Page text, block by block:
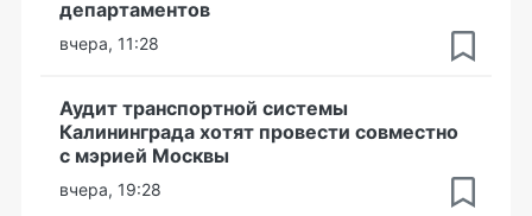
департаментов
вчера, 11:28
Аудит транспортной системы
Калининграда хотят провести совместно
с мэрией Москвы
вчера, 19:28